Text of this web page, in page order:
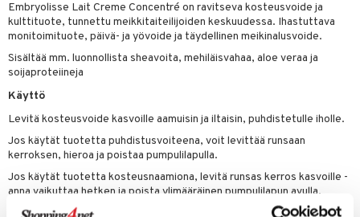
Embryolisse Lait Creme Concentré on ravitseva kosteusvoide ja
kulttituote, tunnettu meikkitaiteilijoiden keskuudessa. Ihastuttava
monitoimituote, päivä- ja yövoide ja täydellinen meikinalusvoide.
Sisältää mm. luonnollista sheavoita, mehiläisvahaa, aloe veraa ja
soijaproteiineja
Käyttö
Levitä kosteusvoide kasvoille aamuisin ja iltaisin, puhdistetulle iholle.
Jos käytät tuotetta puhdistusvoiteena, voit levittää runsaan
kerroksen, hieroa ja poistaa pumpulilapulla.
Jos käytät tuotetta kosteusnaamiona, levitä runsas kerros kasvoille -
anna vaikuttaa hetken ja poista ylimääräinen pumpulilapun avulla.
Tuote on erittäin tunnettu ja loistava valinta käytettäväksi meikin alla
Huulten Hoito
Happy
Happy For Men
Miehille
& Soujaus
& Ihonpuhdistus